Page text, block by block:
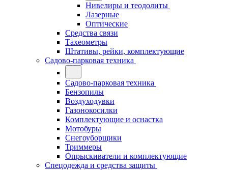
Нивелиры и теодолиты
Лазерные
Оптические
Средства связи
Тахеометры
Штативы, рейки, комплектующие
Садово-парковая техника
Садово-парковая техника
Бензопилы
Воздуходувки
Газонокосилки
Комплектующие и оснастка
Мотобуры
Снегоуборщики
Триммеры
Опрыскиватели и комплектующие
Спецодежда и средства защиты